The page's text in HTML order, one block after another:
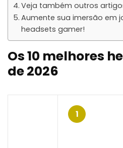
Veja também outros
Aumente sua imersão em
headsets gamer!
Os 10 melhores
de2026
1